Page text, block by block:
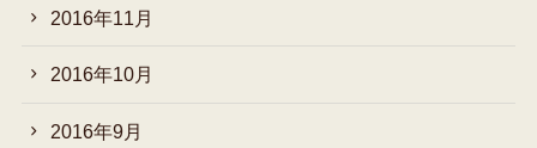
2016年11月
2016年10月
2016年9月